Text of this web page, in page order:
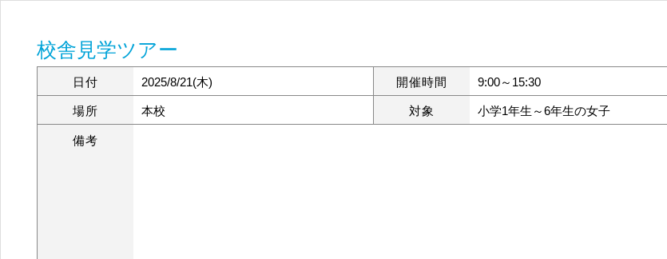
校舎見学ツアー
日付 2025/8/21(木) 開催時間 9:00～15:30
場所 本校 対象 小学1年生～6年生の女子
備考